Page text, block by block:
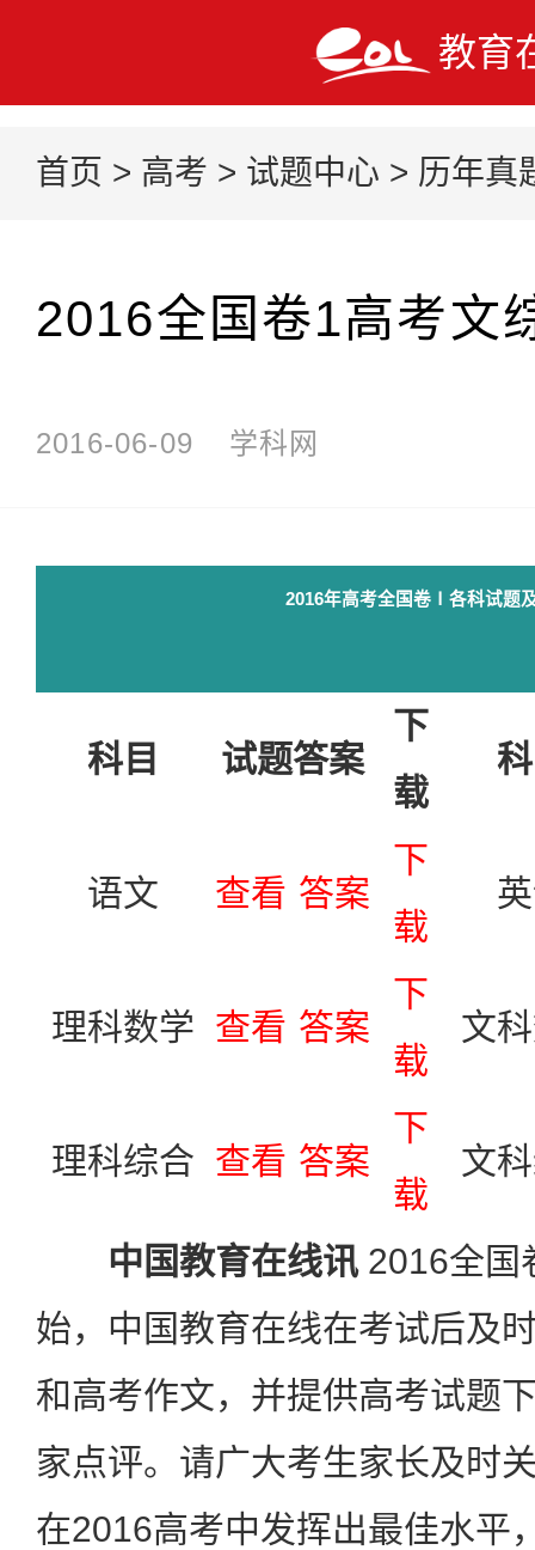
教育
首页 > 高考 > 试题中心 > 历年真
2016全国卷1高考文
2016-06-09 学科网
2016年高考全国卷Ⅰ各科试题
科目 试题答案
下
载
语文 查看 答案
下
载
理科数学 查看 答案
下
载
文
理科综合 查看 答案
下
载
文
中国教育在线讯2016全国
始，中国教育在线在考试后及
和高考作文，并提供高考试题
家点评。请广大考生家长及时
在2016高考中发挥出最佳水平